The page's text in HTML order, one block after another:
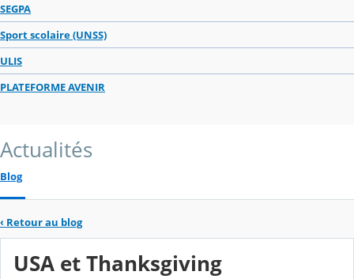
SEGPA
Sport scolaire (UNSS)
ULIS
PLATEFORME AVENIR
Actualités
Blog
‹ Retour au blog
USA et Thanksgiving